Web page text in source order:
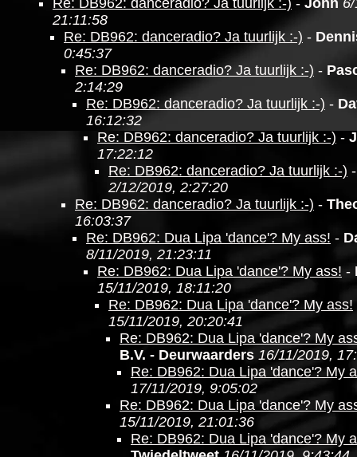
Re: DB962: danceradio? Ja tuurlijk :-) - John
21:11:58
Re: DB962: danceradio? Ja tuurlijk :-) -
0:45:37
Re: DB962: danceradio? Ja tuurlijk :-) -
2:14:29
Re: DB962: danceradio? Ja tuurlijk :-) -
16:12:32
Re: DB962: danceradio? Ja tuurlijk :-) -
17:22:12
Re: DB962: danceradio? Ja tuurlijk :-)
2/12/2019, 2:27:20
Re: DB962: danceradio? Ja tuurlijk :-) -
16:03:37
Re: DB962: Dua Lipa 'dance'? My ass! -
8/11/2019, 21:23:11
Re: DB962: Dua Lipa 'dance'? My ass! -
15/11/2019, 18:11:20
Re: DB962: Dua Lipa 'dance'? My ass!
15/11/2019, 20:20:41
Re: DB962: Dua Lipa 'dance'? My
B.V. - Deurwaarders 16/11/2019,
Re: DB962: Dua Lipa 'dance'? My
17/11/2019, 9:05:02
Re: DB962: Dua Lipa 'dance'? My
15/11/2019, 21:01:36
Re: DB962: Dua Lipa 'dance'? My